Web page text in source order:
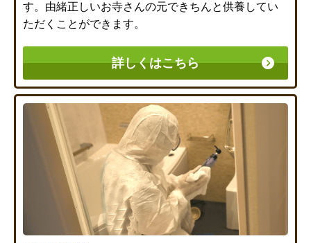
す。由緒正しいお寺さんの元できちんと供養してい
ただくことができます。
詳しくはこちら